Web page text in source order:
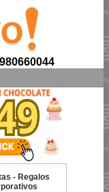
980660044
- Regalos